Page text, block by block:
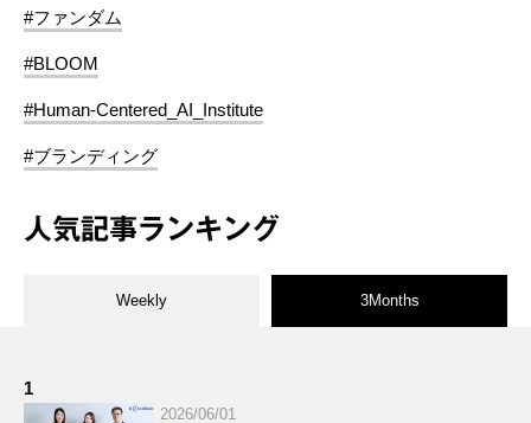
#ファンダム
#BLOOM
#Human-Centered_AI_Institute
#ブランディング
人気記事ランキング
Weekly 3Months
1
2026/06/01